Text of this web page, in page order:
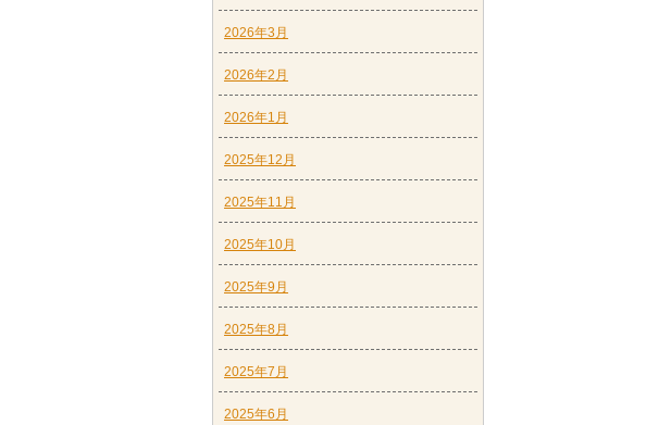
2026年3月
2026年2月
2026年1月
2025年12月
2025年11月
2025年10月
2025年9月
2025年8月
2025年7月
2025年6月